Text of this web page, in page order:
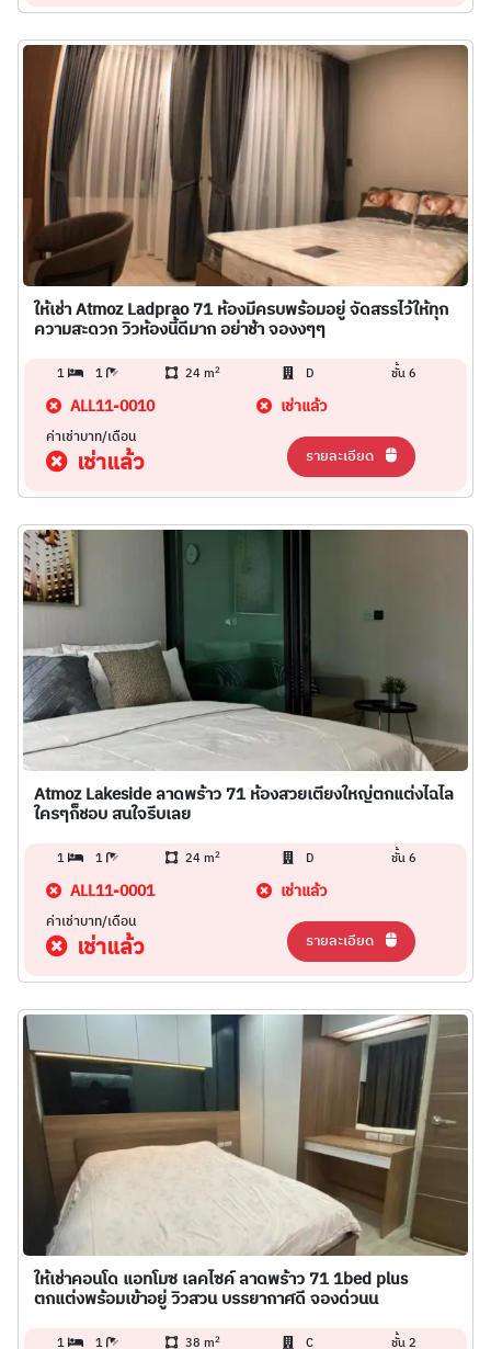
ให้เช่า Atmoz Ladprao 71 ห้องมีครบพร้อมอยู่ จัดสรรไว้ให้ทุก
ความสะดวก วิวห้องนี้ดีมาก อย่าช้า จองงๆๆ
1 1 24 m2 D ชั้น 6
ALL11-0010 เช่าแล้ว
ค่าเช่าบาท/เดือน
เช่าแล้ว รายละเอียด
Atmoz Lakeside ลาดพร้าว 71 ห้องสวยเตียงใหญ่ตกแต่งไฉไล
ใครๆก็ชอบ สนใจรีบเลย
1 1 24 m2 D ชั้น 6
ALL11-0001 เช่าแล้ว
ค่าเช่าบาท/เดือน
เช่าแล้ว รายละเอียด
ให้เช่าคอนโด แอทโมซ เลคไซค์ ลาดพร้าว 71 1bed plus
ตกแต่งพร้อมเข้าอยู่ วิวสวน บรรยากาศดี จองด่วนน
1 1 38 m2 C ชั้น 2